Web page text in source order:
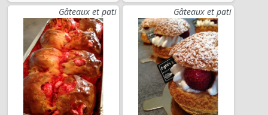
Gâteaux et pati
Gâteaux et pati